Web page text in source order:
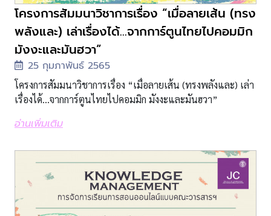
โครงการสัมมนาวิชาการเรื่อง “เมื่อลายเส้น (ทรง
พลังและ) เล่าเรื่องได้...จากการ์ตูนไทยไปคอมมิก
มังงะและมันฮวา”
25 กุมภาพันธ์ 2565
โครงการสัมมนาวิชาการเรื่อง “เมื่อลายเส้น (ทรงพลังและ) เล่า
เรื่องได้...จากการ์ตูนไทยไปคอมมิก มังงะและมันฮวา”
อ่านเพิ่มเติม